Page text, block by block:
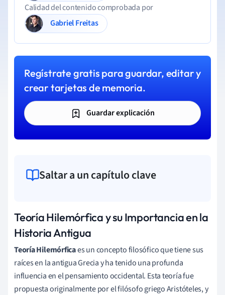
Calidad del contenido comprobada por
Gabriel Freitas
Regístrate gratis para guardar, editar y
crear tarjetas de memoria.
Guardar explicación
Saltar a un capítulo clave
Teoría Hilemórfica y su Importancia en la
Historia Antigua
Teoría Hilemórficaes un concepto filosófico que tiene sus
raíces en la antigua Grecia y ha tenido una profunda
influencia en el pensamiento occidental. Esta teoría fue
propuesta originalmente por el filósofo griego Aristóteles, y